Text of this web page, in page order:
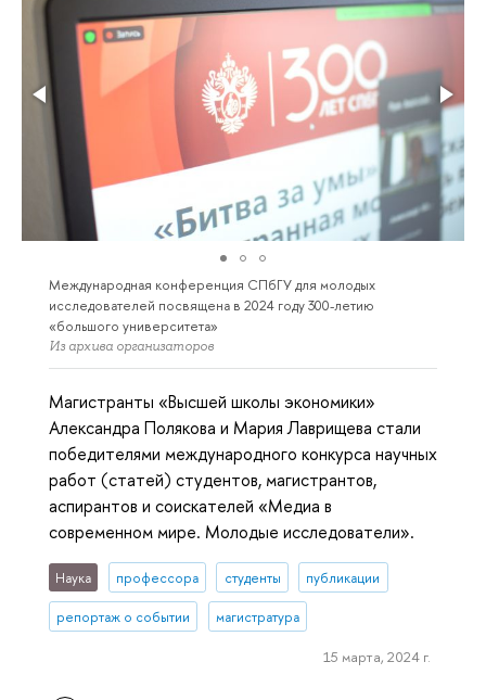
Международная конференция СПбГУ для молодых
исследователей посвящена в 2024 году 300-летию
«большого университета»
Из архива организаторов
Магистранты «Высшей школы экономики»
Александра Полякова и Мария Лаврищева стали
победителями международного конкурса научных
работ (статей) студентов, магистрантов,
аспирантов и соискателей «Медиа в
современном мире. Молодые исследователи».
Наука профессора студенты публикации
репортаж о событии магистратура
15 марта, 2024 г.